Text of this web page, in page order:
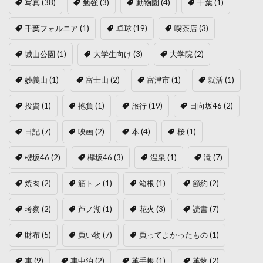
写真(38) 勉強 (3) 動物園 (4) 千葉 (1)
千葉フォルニア (1) 卓球(19) 喫茶店(3)
城山公園 (1) 大学生向け (3) 大学院(2)
妙義山 (1) 富士山 (2) 富津市(1) 就活(1)
投資 (1) 抱負 (1) 旅行(19) 日向坂46 (2)
日記(7) 映画(2) 本(4) 桜(1)
櫻坂46 (2) 欅坂46 (3) 温泉 (1) 滝 (7)
焼肉 (2) 筋トレ (1) 箱根 (1) 節約 (2)
考察 (2) 芦ノ湖 (1) 花火 (3) 読書(7)
財布(5) 買い物 (7) 買ってよかったもの(1)
車(9) 車中泊 (2) 革手帳(1) 革物 (2)